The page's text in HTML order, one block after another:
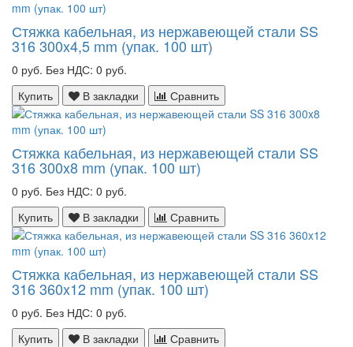
Стяжка кабельная, из нержавеющей стали SS
316 300x4,5 mm (упак. 100 шт)
0 руб. Без НДС: 0 руб.
Купить
В закладки Сравнить
Стяжка кабельная, из нержавеющей стали SS
316 300x8 mm (упак. 100 шт)
0 руб. Без НДС: 0 руб.
Купить
В закладки Сравнить
Стяжка кабельная, из нержавеющей стали SS
316 360x12 mm (упак. 100 шт)
0 руб. Без НДС: 0 руб.
Купить
В закладки Сравнить